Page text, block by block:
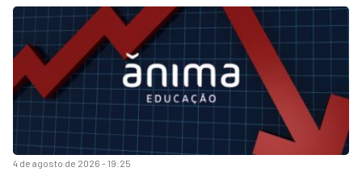
4 de agosto de 2026 - 19:25